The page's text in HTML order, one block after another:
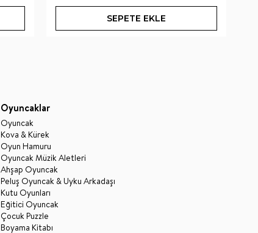
SEPETE EKLE
Oyuncaklar
Oyuncak
Kova & Kürek
Oyun Hamuru
Oyuncak Müzik Aletleri
Ahşap Oyuncak
Peluş Oyuncak & Uyku Arkadaşı
Kutu Oyunları
Eğitici Oyuncak
Çocuk Puzzle
Boyama Kitabı